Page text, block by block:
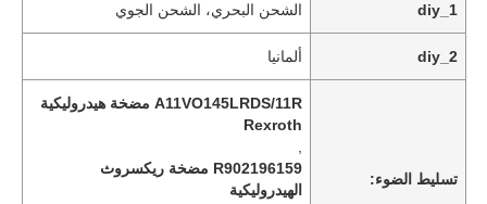
diy_1 الشحن البحري، الشحن الجوي
diy_2 ألمانيا
تسليط الضوء:
A11VO145LRDS/11R مضخة هيدروليكية
Rexroth
R902196159 مضخة ريكسروث
الهيدروليكية